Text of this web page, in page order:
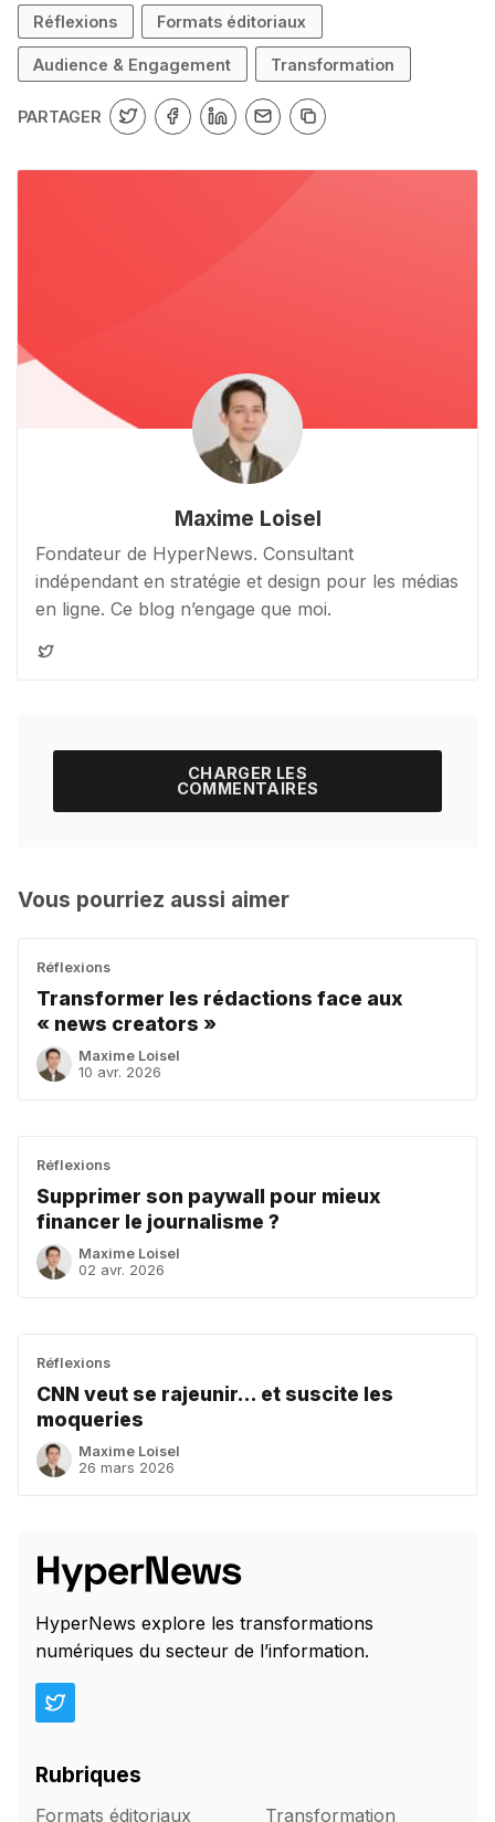
Réflexions Formats éditoriaux
Audience & Engagement Transformation
PARTAGER
Maxime Loisel
Fondateur de HyperNews. Consultant
indépendant en stratégie et design pour les médias
en ligne. Ce blog n’engage que moi.
CHARGER LES
COMMENTAIRES
Vous pourriez aussi aimer
Réflexions
Transformer les rédactions face aux
« news creators »
Maxime Loisel
10 avr. 2026
Réflexions
Supprimer son paywall pour mieux
financer le journalisme ?
Maxime Loisel
02 avr. 2026
Réflexions
CNN veut se rajeunir... et suscite les
moqueries
Maxime Loisel
26 mars 2026
HyperNews explore les transformations
numériques du secteur de l’information.
Rubriques
Formats éditoriaux Transformation